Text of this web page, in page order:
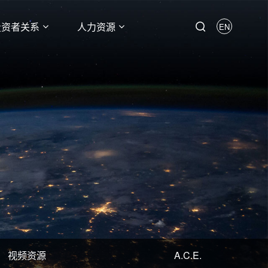
者关系 人力资源 EN
视频资源 A.C.E.